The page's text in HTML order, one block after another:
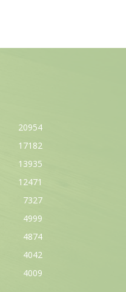
20954
17182
13935
12471
7327
4999
4874
4042
4009